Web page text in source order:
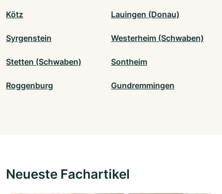
Kötz Lauingen (Donau)
Syrgenstein Westerheim (Schwaben)
Stetten (Schwaben) Sontheim
Roggenburg Gundremmingen
Neueste Fachartikel